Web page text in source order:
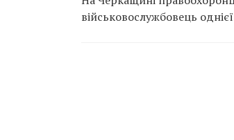
військовослужбовець